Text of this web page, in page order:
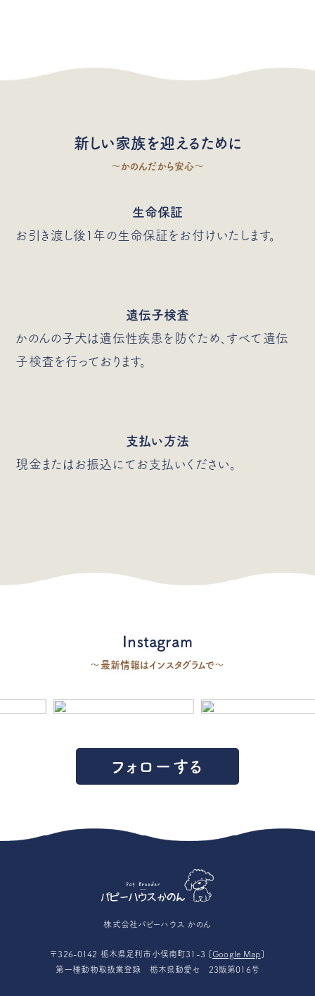
新しい家族を迎えるために
〜かのんだから安心〜
生命保証
お引き渡し後1年の生命保証をお付けいたします。
遺伝子検査
かのんの子犬は遺伝性疾患を防ぐため、すべて遺伝
子検査を行っております。
支払い方法
現金またはお振込にてお支払いください。
Instagram
〜最新情報はインスタグラムで〜
フォローする
株式会社パピーハウス かのん
〒326-0142 栃木県足利市小俣南町31-3 [Google Map ]
第一種動物取扱業登録 栃木県動愛セ 23販第016号